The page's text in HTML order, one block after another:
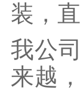
装，
我公
来越